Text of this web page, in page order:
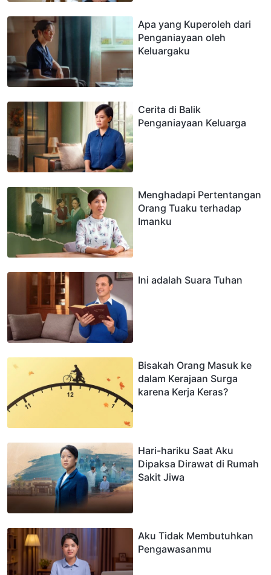
Apa yang Kuperoleh dari
Penganiayaan oleh
Keluargaku
Cerita di Balik
Penganiayaan Keluarga
Menghadapi Pertentangan
Orang Tuaku terhadap
Imanku
Ini adalah Suara Tuhan
Bisakah Orang Masuk ke
dalam Kerajaan Surga
karena Kerja Keras?
Hari-hariku Saat Aku
Dipaksa Dirawat di Rumah
Sakit Jiwa
Aku Tidak Membutuhkan
Pengawasanmu